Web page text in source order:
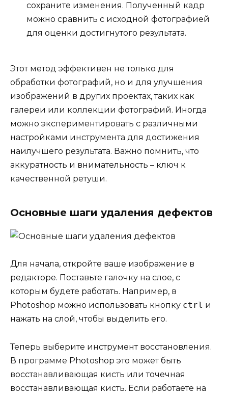
сохраните изменения. Полученный кадр
можно сравнить с исходной фотографией
для оценки достигнутого результата.
Этот метод эффективен не только для
обработки фотографий, но и для улучшения
изображений в других проектах, таких как
галереи или коллекции фотографий. Иногда
можно экспериментировать с различными
настройками инструмента для достижения
наилучшего результата. Важно помнить, что
аккуратность и внимательность – ключ к
качественной ретуши.
Основные шаги удаления дефектов
Для начала, откройте ваше изображение в
редакторе. Поставьте галочку на слое, с
которым будете работать. Например, в
Photoshop можно использовать кнопку ctrl и
нажать на слой, чтобы выделить его.
Теперь выберите инструмент восстановления.
В программе Photoshop это может быть
восстанавливающая кисть или точечная
восстанавливающая кисть. Если работаете на